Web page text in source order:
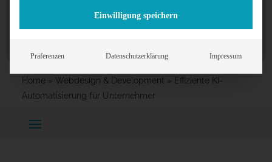
Home »Webdesign & Development » Effiziente KI-
Automatisierung für Unternehmer
Einwilligung speichern
Präferenzen Datenschutzerklärung Impressum